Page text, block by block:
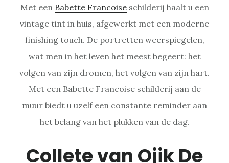
Met een Babette Francoiseschilderij haalt u een
vintage tint in huis, afgewerkt met een moderne
finishing touch. De portretten weerspiegelen,
wat men in het leven het meest begeert: het
volgen van zijn dromen, het volgen van zijn hart.
Met een Babette Francoise schilderij aan de
muur biedt u uzelf een constante reminder aan
het belang van het plukken van de dag.
Collete van Ojik De